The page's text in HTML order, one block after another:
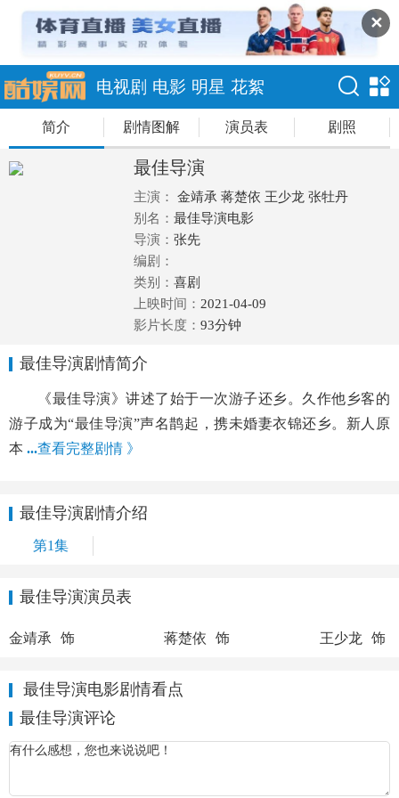
✕
电视剧 电影 明星 花絮
简介 剧情图解 演员表 剧照
最佳导演
主演： 金靖承 蒋楚依 王少龙 张牡丹
别名： 最佳导演电影
导演： 张先
编剧：
类别： 喜剧
上映时间： 2021-04-09
影片长度： 93分钟
最佳导演剧情简介
《最佳导演》讲述了始于一次游子还乡。久作他乡客的
游子成为“最佳导演”声名鹊起，携未婚妻衣锦还乡。新人原
本 ...查看完整剧情 》
最佳导演剧情介绍
第1集
最佳导演演员表
章章
金靖承
饰
蒋楚依
饰
王少龙
饰
最佳导演电影剧情看点
最佳导演评论